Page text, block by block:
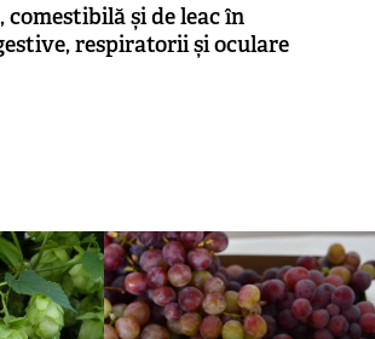
comestibilă și de leac în
respiratorii și oculare